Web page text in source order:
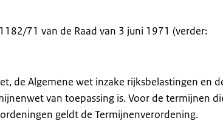
71 van de Raad van 3 juni 1971 (verder:
de Algemene wet inzake rijksbelastingen en
van toepassing is. Voor de termijnen
geldt de Termijnenverordening.